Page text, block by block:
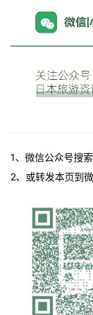
1、微信公众号搜
2、或转发本页到